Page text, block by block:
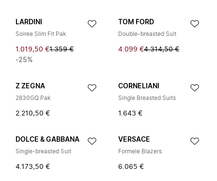
LARDINI
Soiree Slim Fit Pak
1.019,50 €1.359 €
-25%
TOM FORD
Double-breasted Suit
4.099 €4.314,50 €
Z ZEGNA
2830GQ Pak
2.210,50 €
CORNELIANI
Single Breasted Suits
1.643 €
DOLCE & GABBANA
Single-breasted Suit
4.173,50 €
VERSACE
Formele Blazers
6.065 €